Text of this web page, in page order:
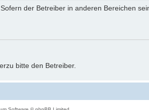
der Betreiber in anderen Bereichen
bitte den Betreiber.